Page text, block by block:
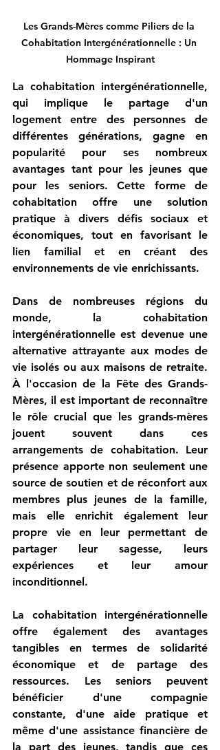
Les Grands-Mères comme Piliers de la
Cohabitation Intergénérationnelle : Un
Hommage Inspirant
La cohabitation intergénérationnelle,
qui implique le partage d'un
logement entre des personnes de
différentes générations, gagne en
popularité pour ses nombreux
avantages tant pour les jeunes que
pour les seniors. Cette forme de
cohabitation offre une solution
pratique à divers défis sociaux et
économiques, tout en favorisant le
lien familial et en créant des
environnements de vie enrichissants.
Dans de nombreuses régions du
monde, la cohabitation
intergénérationnelle est devenue une
alternative attrayante aux modes de
vie isolés ou aux maisons de retraite.
À l'occasion de la Fête des Grands-
Mères, il est important de reconnaître
le rôle crucial que les grands-mères
jouent souvent dans ces
arrangements de cohabitation. Leur
présence apporte non seulement une
source de soutien et de réconfort aux
membres plus jeunes de la famille,
mais elle enrichit également leur
propre vie en leur permettant de
partager leur sagesse, leurs
expériences et leur amour
inconditionnel.
La cohabitation intergénérationnelle
offre également des avantages
tangibles en termes de solidarité
économique et de partage des
ressources. Les seniors peuvent
bénéficier d'une compagnie
constante, d'une aide pratique et
même d'une assistance financière de
la part des jeunes, tandis que ces